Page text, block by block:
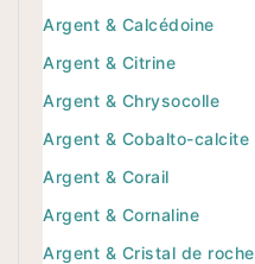
Argent & Calcédoine
Argent & Citrine
Argent & Chrysocolle
Argent & Cobalto-calcite
Argent & Corail
Argent & Cornaline
Argent & Cristal de roche